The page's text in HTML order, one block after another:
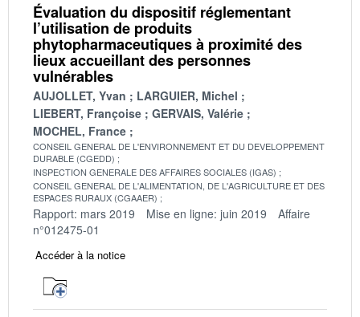
Évaluation du dispositif réglementant
l’utilisation de produits
phytopharmaceutiques à proximité des
lieux accueillant des personnes
vulnérables
AUJOLLET, Yvan
LARGUIER, Michel
LIEBERT, Françoise
GERVAIS, Valérie
MOCHEL, France
CONSEIL GENERAL DE L'ENVIRONNEMENT ET DU DEVELOPPEMENT
DURABLE (CGEDD)
INSPECTION GENERALE DES AFFAIRES SOCIALES (IGAS)
CONSEIL GENERAL DE L'ALIMENTATION, DE L'AGRICULTURE ET DES
ESPACES RURAUX (CGAAER)
Rapport: mars 2019 Mise en ligne: juin 2019
Affaire
n°012475-01
Accéder à la notice